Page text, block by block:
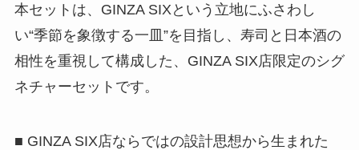
本セットは、GINZA SIXという立地にふさわし
い“季節を象徴する一皿”を目指し、寿司と日本酒の
相性を重視して構成した、GINZA SIX店限定のシグ
ネチャーセットです。
■ GINZA SIX店ならではの設計思想から生まれた